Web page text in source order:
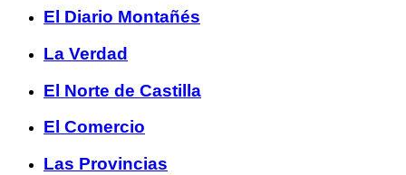
El Diario Montañés
La Verdad
El Norte de Castilla
El Comercio
Las Provincias